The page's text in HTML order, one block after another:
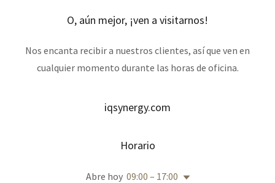
O, aún mejor, ¡ven a visitarnos!
Nos encanta recibir a nuestros clientes, así que ven en
cualquier momento durante las horas de oficina.
iqsynergy.com
Horario
Abre hoy 09:00 – 17:00